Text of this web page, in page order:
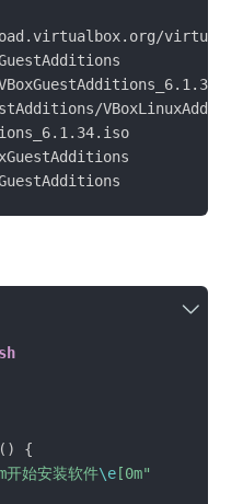
( )
{
开始安装软件\e [0m"